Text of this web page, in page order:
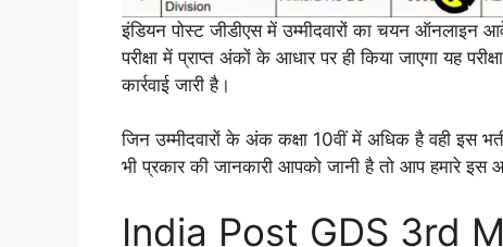
इंडियन पोस्ट जीडीएस में उम्मीदवारों का चयन ऑनलाइन
परीक्षा में प्राप्त अंकों के आधार पर ही किया जाएगा यह
कार्रवाई जारी है।
जिन उम्मीदवारों के अंक कक्षा 10वीं में अधिक है वही इस
भी प्रकार की जानकारी आपको जानी है तो आप हमारे इस
India Post GDS 3rd